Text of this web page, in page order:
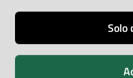
Privacy
Solo